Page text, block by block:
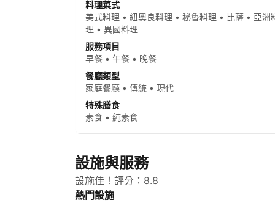
料理菜式
美式料理 • 紐奧良料理 • 秘魯料理 • 比薩 • 亞洲
理 • 異國料理
服務項目
早餐 • 午餐 • 晚餐
餐廳類型
家庭餐廳 • 傳統 • 現代
特殊膳食
素食 • 純素食
設施與服務
設施佳！評分：8.8
熱門設施